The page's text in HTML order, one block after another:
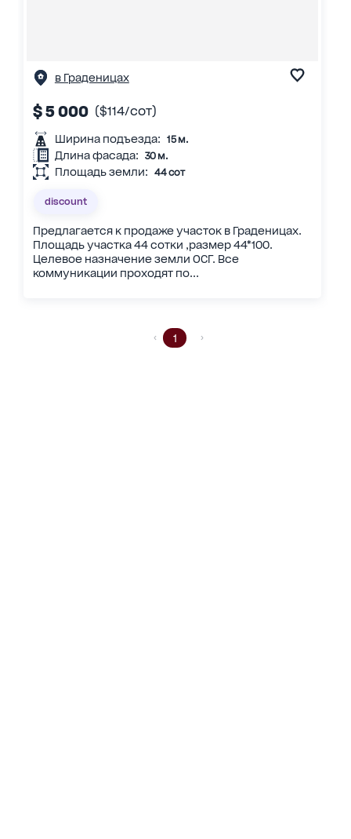
в Граденицах
$ 5 000 ($114/сот)
Ширина подъезда: 15 м.
Длина фасада: 30 м.
Площадь земли: 44 сот
discount
Предлагается к продаже участок в Граденицах.
Площадь участка 44 сотки ,размер 44*100.
Целевое назначение земли ОСГ. Все
коммуникации проходят по...
1